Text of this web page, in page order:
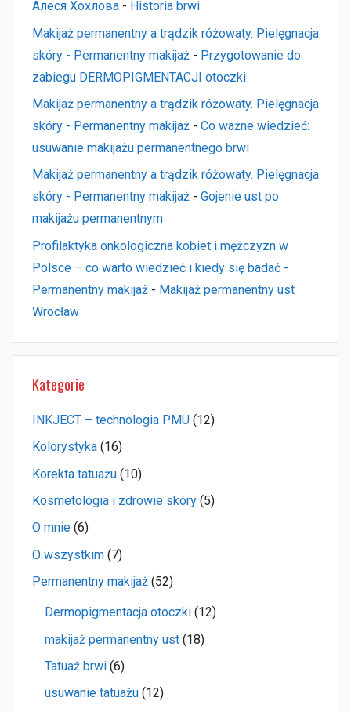
Алеся Хохлова - Historia brwi
Makijaż permanentny a trądzik różowaty. Pielęgnacja
skóry - Permanentny makijaż - Przygotowanie do
zabiegu DERMOPIGMENTACJI otoczki
Makijaż permanentny a trądzik różowaty. Pielęgnacja
skóry - Permanentny makijaż - Co ważne wiedzieć:
usuwanie makijażu permanentnego brwi
Makijaż permanentny a trądzik różowaty. Pielęgnacja
skóry - Permanentny makijaż - Gojenie ust po
makijażu permanentnym
Profilaktyka onkologiczna kobiet i mężczyzn w
Polsce – co warto wiedzieć i kiedy się badać -
Permanentny makijaż - Makijaż permanentny ust
Wrocław
Kategorie
INKJECT – technologia PMU (12)
Kolorystyka (16)
Korekta tatuażu (10)
Kosmetologia i zdrowie skóry (5)
O mnie (6)
O wszystkim (7)
Permanentny makijaż (52)
Dermopigmentacja otoczki (12)
makijaż permanentny ust (18)
Tatuaż brwi (6)
usuwanie tatuażu (12)